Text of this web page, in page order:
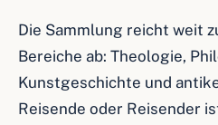
Die Sammlung reicht weit
Bereiche ab: Theologie,
Kunstgeschichte und
Reisende oder Reisender